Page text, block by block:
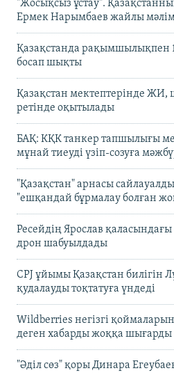
"Жосықсыз ұстау".
Ермек Нарымбаев жайлы
Қазақстанда рақымшылықпен
босап шықты
Қазақстан мектептерінде ЖИ,
ретінде оқытылады
БАҚ: КҚК танкер тапшылығы
мұнай тиеуді үзіп-созуға
"Қазақстан" арнасы
"ешқандай бұрмалау болған
Ресейдің Ярослав
дрон шабуылдады
CPJ ұйымы Қазақстан билігін
қудалауды тоқтатуға үндеді
Wildberries негізгі
деген хабарды жоққа шығарды
"Әділ сөз" қоры Динара